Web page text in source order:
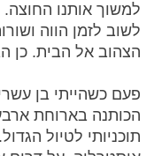
למשוך אותנו החוצה.
לשוב לזמן הווה
הצהוב אל הבית. כן
פעם כשהייתי בן
הכותנה בארוחת
תוכניותי לטיול